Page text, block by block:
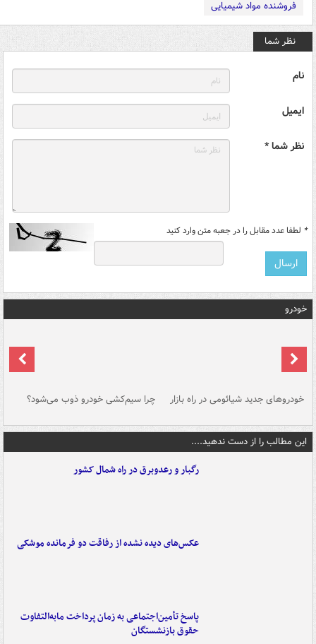
فروشنده مواد شیمیایی
نظر شما
نام
ایمیل
نظر شما *
* لطفا عدد مقابل را در جعبه متن وارد کنید
خودرو
خودروهای جدید شیائومی در راه بازار چرا سیم‌کشی خودرو ذوب می‌شود؟
این مطالب را از دست ندهید....
رگبار و رعدوبرق در راه شمال کشور
عکس‌های دیده نشده از رفاقت دو فرمانده‌ موشکی
پاسخ تأمین‌اجتماعی به زمان پرداخت مابه‌التفاوت
حقوق بازنشستگان